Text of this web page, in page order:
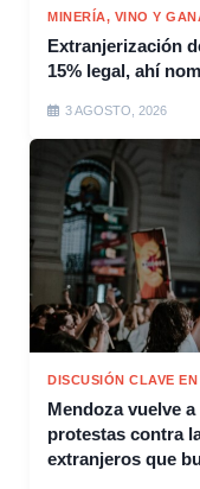
MINERÍA, VINO Y
Extranjerización
15% legal, ahí
3 AGOSTO, 2026
DISCUSIÓN CLAVE
Mendoza vuelve
protestas contra
extranjeros que